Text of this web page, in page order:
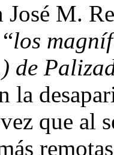
M.
los
de
la
que al